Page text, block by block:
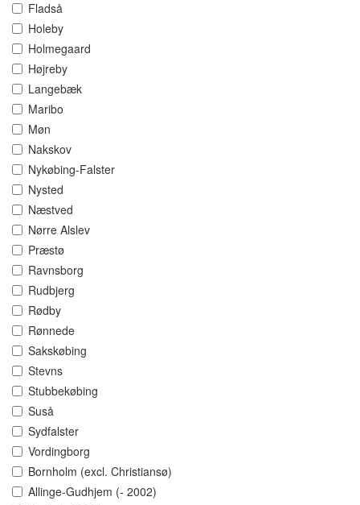
Fladså
Holeby
Holmegaard
Højreby
Langebæk
Maribo
Møn
Nakskov
Nykøbing-Falster
Nysted
Næstved
Nørre Alslev
Præstø
Ravnsborg
Rudbjerg
Rødby
Rønnede
Sakskøbing
Stevns
Stubbekøbing
Suså
Sydfalster
Vordingborg
Bornholm (excl. Christiansø)
Allinge-Gudhjem (- 2002)